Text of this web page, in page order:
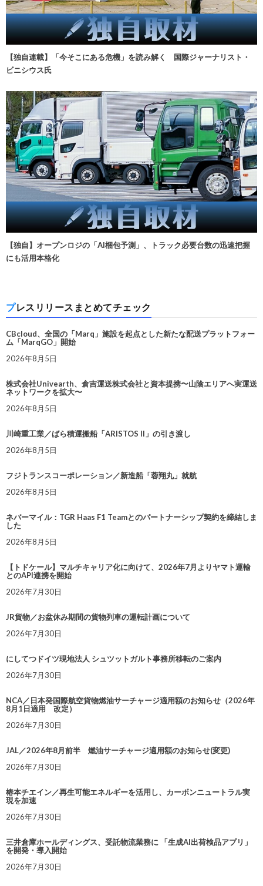
【独自連載】「今そこにある危機」を読み解く 国際ジャーナリスト・
ビニシウス氏
【独自】オープンロジの「AI梱包予測」、トラック必要台数の迅速把握
にも活用本格化
プレスリリースまとめてチェック
CBcloud、全国の「Marq」施設を起点とした新たな配送プラットフォー
ム「MarqGO」開始
2026年8月5日
株式会社Univearth、倉吉運送株式会社と資本提携〜山陰エリアへ実運送
ネットワークを拡大〜
2026年8月5日
川崎重工業／ばら積運搬船「ARISTOS II」の引き渡し
2026年8月5日
フジトランスコーポレーション／新造船「蓉翔丸」就航
2026年8月5日
ネバーマイル：TGR Haas F1 Teamとのパートナーシップ契約を締結しま
した
2026年8月5日
【トドケール】マルチキャリア化に向けて、2026年7月よりヤマト運輸
とのAPI連携を開始
2026年7月30日
JR貨物／お盆休み期間の貨物列車の運転計画について
2026年7月30日
にしてつドイツ現地法人 シュツットガルト事務所移転のご案内
2026年7月30日
NCA／日本発国際航空貨物燃油サーチャージ適用額のお知らせ（2026年
8月1日適用 改定）
2026年7月30日
JAL／2026年8月前半 燃油サーチャージ適用額のお知らせ(変更)
2026年7月30日
椿本チエイン／再生可能エネルギーを活用し、カーボンニュートラル実
現を加速
2026年7月30日
三井倉庫ホールディングス、受託物流業務に 「生成AI出荷検品アプリ」
を開発・導入開始
2026年7月30日